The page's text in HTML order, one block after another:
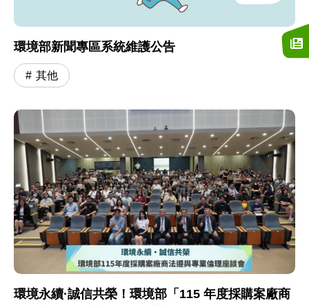
環境部新聞專區系統維護公告
其他
環境永續·誠信共榮！環境部「115 年度採購案廠商